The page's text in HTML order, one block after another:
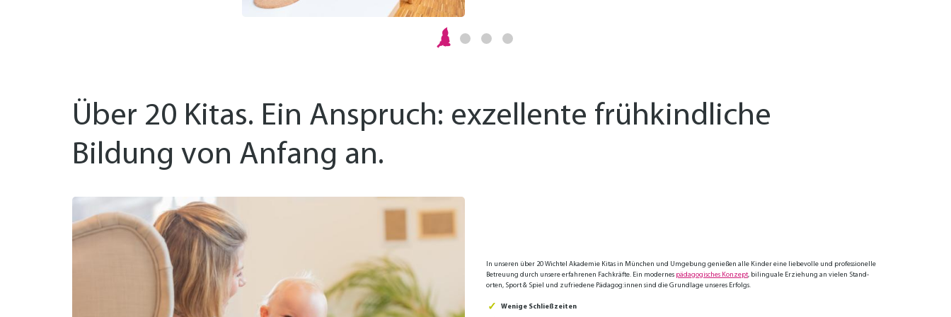
Über 20 Kitas. Ein Anspruch: exzellente frühkindliche
Bildung von Anfang an.
In unseren über 20 Wichtel Akademie Kitas in München und Umgebung genießen alle Kinder eine liebevolle und professio­nelle
Be­treuung durch unsere erfahrenen Fach­kräfte. Ein modernes pädagogisches Konzept, bilingu­ale Erziehung an vielen Stand­
orten, Sport & Spiel und zufriedene Pädago­g:innen sind die Grund­lage unseres Erfolgs.
Wenige Schließzeiten